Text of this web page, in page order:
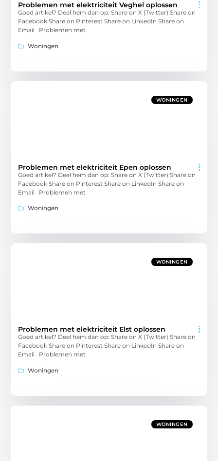
Problemen met elektriciteit Veghel oplossen
Goed artikel? Deel hem dan op: Share on X (Twitter) Share on
Facebook Share on Pinterest Share on LinkedIn Share on
Email Problemen met
Woningen
WONINGEN
Problemen met elektriciteit Epen oplossen
Goed artikel? Deel hem dan op: Share on X (Twitter) Share on
Facebook Share on Pinterest Share on LinkedIn Share on
Email Problemen met
Woningen
WONINGEN
Problemen met elektriciteit Elst oplossen
Goed artikel? Deel hem dan op: Share on X (Twitter) Share on
Facebook Share on Pinterest Share on LinkedIn Share on
Email Problemen met
Woningen
WONINGEN